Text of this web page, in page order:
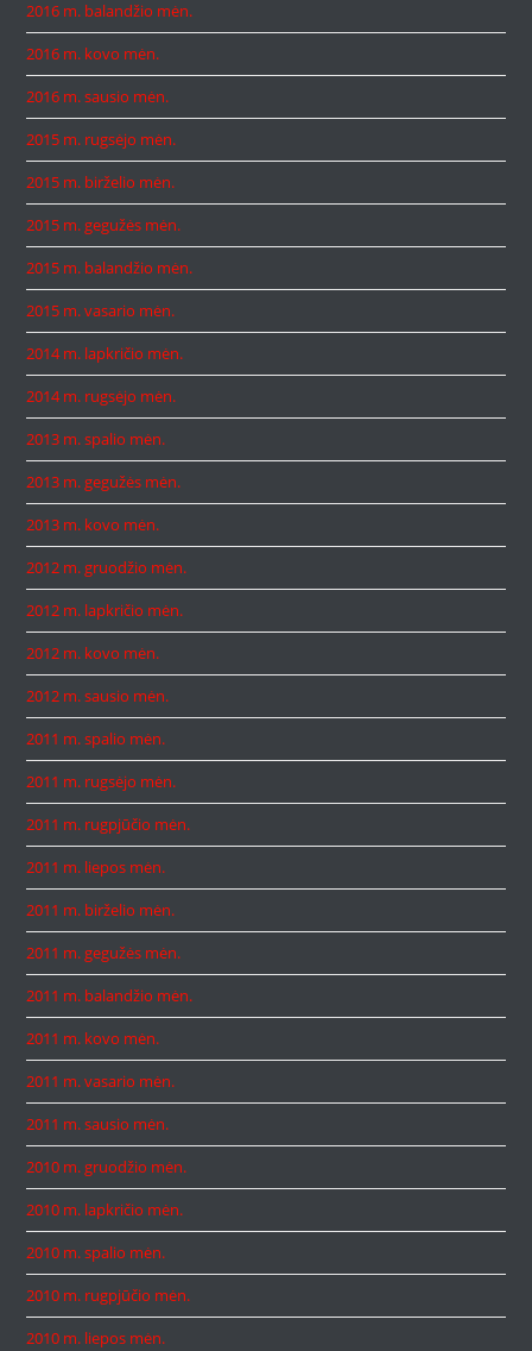
2016 m. balandžio mėn.
2016 m. kovo mėn.
2016 m. sausio mėn.
2015 m. rugsėjo mėn.
2015 m. birželio mėn.
2015 m. gegužės mėn.
2015 m. balandžio mėn.
2015 m. vasario mėn.
2014 m. lapkričio mėn.
2014 m. rugsėjo mėn.
2013 m. spalio mėn.
2013 m. gegužės mėn.
2013 m. kovo mėn.
2012 m. gruodžio mėn.
2012 m. lapkričio mėn.
2012 m. kovo mėn.
2012 m. sausio mėn.
2011 m. spalio mėn.
2011 m. rugsėjo mėn.
2011 m. rugpjūčio mėn.
2011 m. liepos mėn.
2011 m. birželio mėn.
2011 m. gegužės mėn.
2011 m. balandžio mėn.
2011 m. kovo mėn.
2011 m. vasario mėn.
2011 m. sausio mėn.
2010 m. gruodžio mėn.
2010 m. lapkričio mėn.
2010 m. spalio mėn.
2010 m. rugpjūčio mėn.
2010 m. liepos mėn.